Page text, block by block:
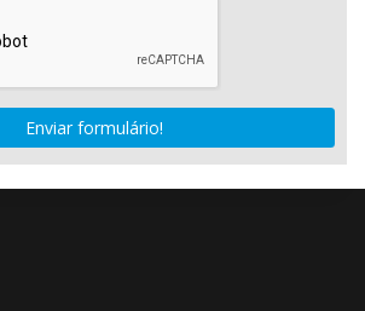
Enviar formulário!